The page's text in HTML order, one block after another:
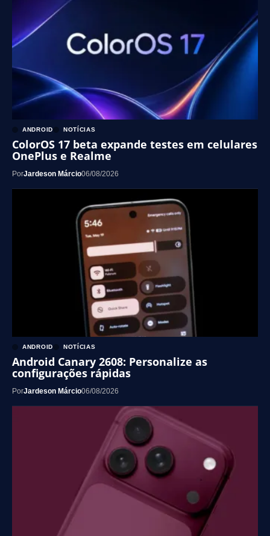
ANDROID NOTÍCIAS
ColorOS 17 beta expande testes em celulares
OnePlus e Realme
PorJardeson Márcio06/08/2026
ANDROID NOTÍCIAS
Android Canary 2608: Personalize as
configurações rápidas
PorJardeson Márcio06/08/2026